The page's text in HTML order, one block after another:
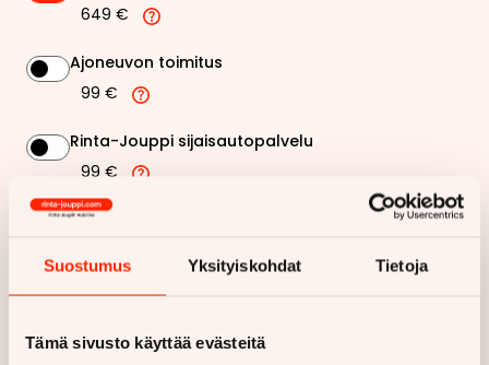
Suostumus Yksityiskohdat Tietoja
Tämä sivusto käyttää evästeitä
649 €
Ajoneuvon toimitus
99 €
Rinta-Jouppi sijaisautopalvelu
99 €
Kuukausierä 253,03 €